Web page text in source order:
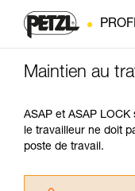
Maintien au
ASAP et ASAP
le travailleur ne doit
poste de travail.